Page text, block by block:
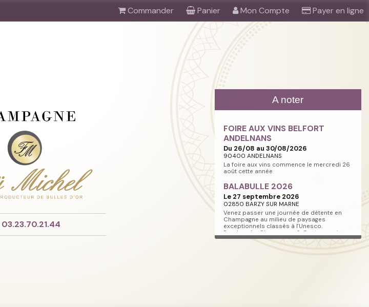
Commander Panier Mon Compte Payer en ligne
03.23.70.21.44
A noter
FOIRE AUX VINS BELFORT
ANDELNANS
Du 26/08 au 30/08/2026
90400 ANDELNANS
La foire aux vins commence le mercredi 26
août cette année
BALABULLE 2026
Le 27 septembre 2026
02850 BARZY SUR MARNE
Venez passer une journée de détente en
Champagne au milieu de paysages
exceptionnels classés à l'Unesco.
Randonnée, Champagne & Gastronomie au
RDV.